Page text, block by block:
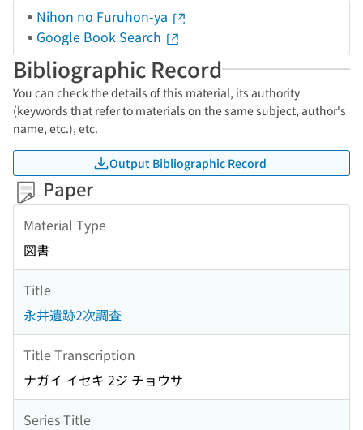
Nihon no Furuhon-ya
Google Book Search
Bibliographic Record
You can check the details of this material, its authority
(keywords that refer to materials on the same subject, author's
name, etc.), etc.
Output Bibliographic Record
Paper
Material Type
図書
Title
永井遺跡2次調査
Title Transcription
ナガイ イセキ 2ジ チョウサ
Series Title